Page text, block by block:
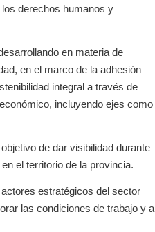
derechos humanos y
en materia de
en el marco de la adhesión
integral a través de
incluyendo ejes como
de dar visibilidad durante
el territorio de la provincia.
estratégicos del sector
las condiciones de trabajo y a